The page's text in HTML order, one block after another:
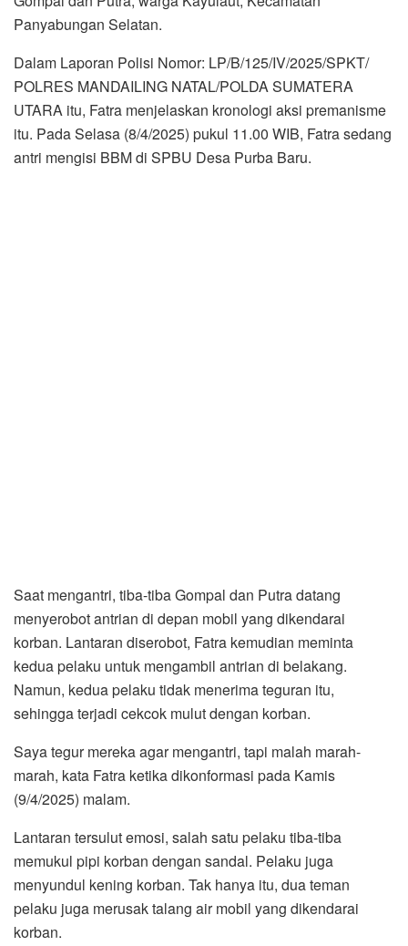
Panyabungan Selatan.
Dalam Laporan Polisi Nomor: LP/B/125/IV/2025/SPKT/
POLRES MANDAILING NATAL/POLDA SUMATERA
UTARA itu, Fatra menjelaskan kronologi aksi premanisme
itu. Pada Selasa (8/4/2025) pukul 11.00 WIB, Fatra sedang
antri mengisi BBM di SPBU Desa Purba Baru.
Saat mengantri, tiba-tiba Gompal dan Putra datang
menyerobot antrian di depan mobil yang dikendarai
korban. Lantaran diserobot, Fatra kemudian meminta
kedua pelaku untuk mengambil antrian di belakang.
Namun, kedua pelaku tidak menerima teguran itu,
sehingga terjadi cekcok mulut dengan korban.
Saya tegur mereka agar mengantri, tapi malah marah-
marah, kata Fatra ketika dikonformasi pada Kamis
(9/4/2025) malam.
Lantaran tersulut emosi, salah satu pelaku tiba-tiba
memukul pipi korban dengan sandal. Pelaku juga
menyundul kening korban. Tak hanya itu, dua teman
pelaku juga merusak talang air mobil yang dikendarai
korban.